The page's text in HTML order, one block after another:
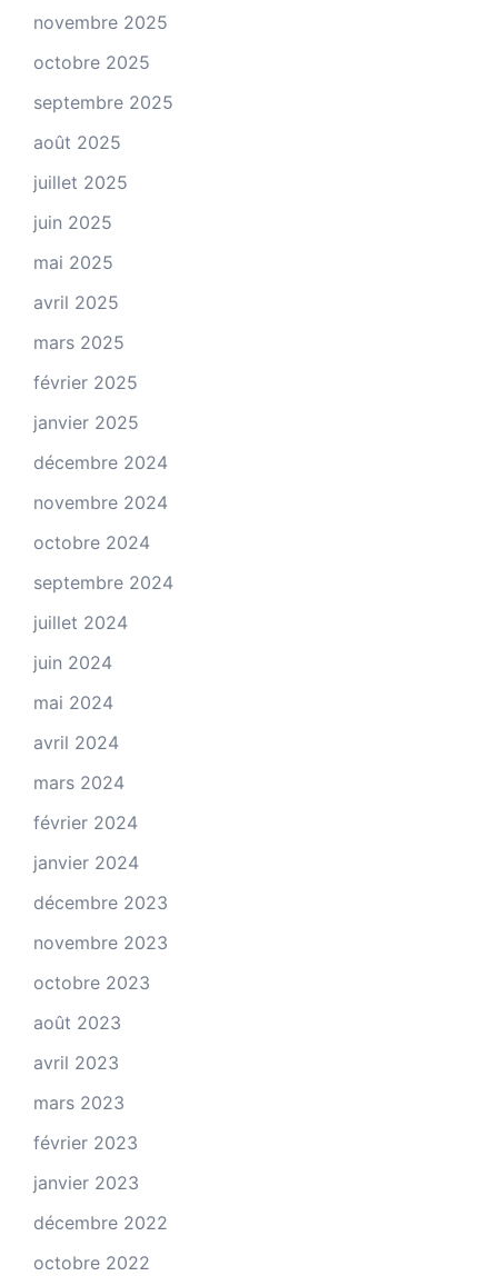
novembre 2025
octobre 2025
septembre 2025
août 2025
juillet 2025
juin 2025
mai 2025
avril 2025
mars 2025
février 2025
janvier 2025
décembre 2024
novembre 2024
octobre 2024
septembre 2024
juillet 2024
juin 2024
mai 2024
avril 2024
mars 2024
février 2024
janvier 2024
décembre 2023
novembre 2023
octobre 2023
août 2023
avril 2023
mars 2023
février 2023
janvier 2023
décembre 2022
octobre 2022